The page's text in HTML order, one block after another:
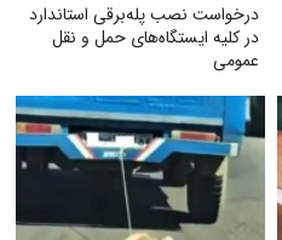
درخواست نصب پله‌برقی استاندارد
در کلیه ایستگاه‌های حمل‌ و نقل
عمومی